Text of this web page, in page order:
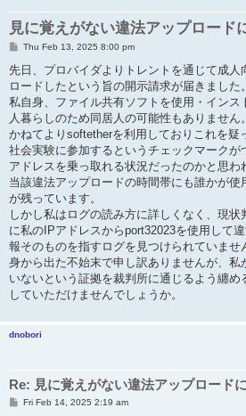
見に覚えがない違法アップロード
P
s
t
Thu Feb 13, 2025 8:00 pm
先日、プロバイダよりトレントを通じて成人
ロードしたという旨の開示請求が届きました。
私自身、ファイル共有ソフトを使用・インス
人暮らしのため同居人の可能性もありません。
かねてよりsoftetherを利用しておりこれを疑
社会実験に参加するというチェックマークが
アドレスを乗っ取れる状況だったのかと思わ
当該違法アップロードの時間帯にも誰かが
が残っています。
しかし私はログの読み方に詳しくなく、現状
に私のIPアドレスからport32023を使用して
報そのものを指すログを見つけられていませ
身から出た不始末で申し訳ありませんが、私
いないという証拠を裁判所に通じるよう纏
していただけませんでしょうか。
dnobori
Re: 見に覚えがない違法アップロード
PFri Feb 14, 2025 2:19 am